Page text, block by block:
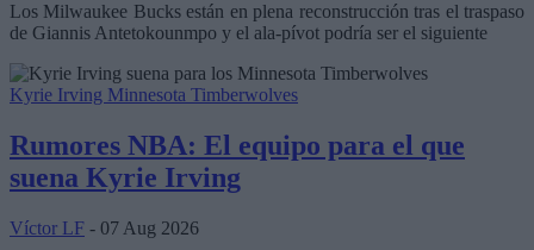
Los Milwaukee Bucks están en plena reconstrucción tras el traspaso
de Giannis Antetokounmpo y el ala-pívot podría ser el siguiente
Kyrie Irving Minnesota Timberwolves
Rumores NBA: El equipo para el que
suena Kyrie Irving
Víctor LF - 07 Aug 2026